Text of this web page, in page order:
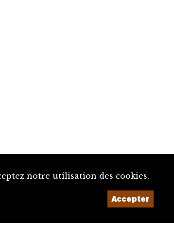
notre utilisation des cookies.
Accepter